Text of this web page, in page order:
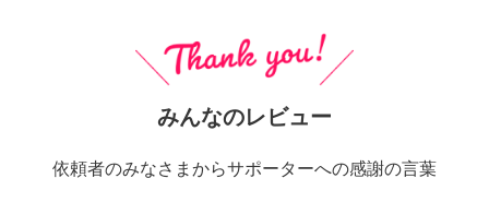
みんなのレビュー
依頼者のみなさまからサポーターへの感謝の言葉